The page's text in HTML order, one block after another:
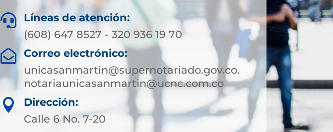

Líneas de atención:
(608) 647 8527 - 320 936 19 70

Correo electrónico:
unicasanmartin@supernotariado.gov.co.
notariaunicasanmartin@ucnc.com.co

Dirección:
Calle 6 No. 7-20